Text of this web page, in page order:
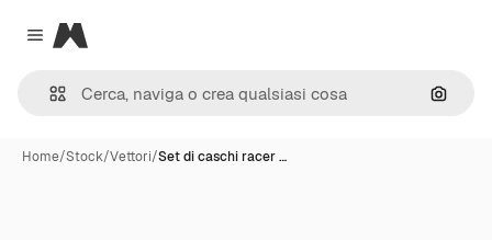
Close menu
Magnific
Cerca
Home/Stock/Vettori/Set di caschi racer …